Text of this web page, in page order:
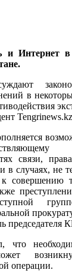
и Интернет в
в
связи,
в случаях, не
совершению
председателя
что
операции.